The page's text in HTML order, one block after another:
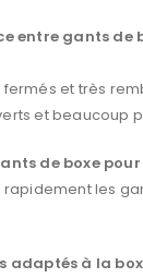
entre gants de
fermés et très
et beaucoup
de boxe pour
les
adaptés à la